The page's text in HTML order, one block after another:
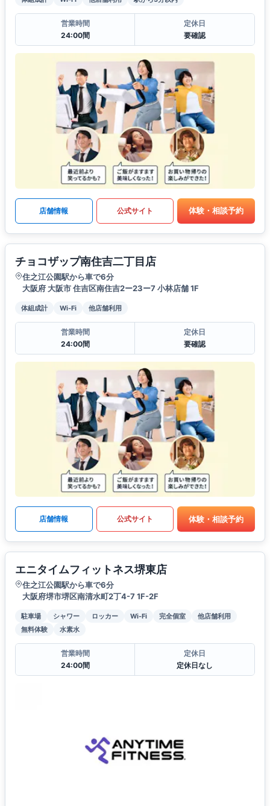
営業時間
24:00間
定休日
要確認
店舗情報 公式サイト 体験・相談予約
チョコザップ南住吉二丁目店
住之江公園駅から車で6分
大阪府 大阪市 住吉区南住吉2ー23ー7 小林店舗 1F
体組成計 Wi-Fi 他店舗利用
営業時間
24:00間
定休日
要確認
店舗情報 公式サイト 体験・相談予約
エニタイムフィットネス堺東店
住之江公園駅から車で6分
大阪府堺市堺区南清水町2丁4-7 1F-2F
駐車場 シャワー ロッカー Wi-Fi 完全個室
他店舗利用
無料体験
水素水
営業時間
24:00間
定休日
定休日なし